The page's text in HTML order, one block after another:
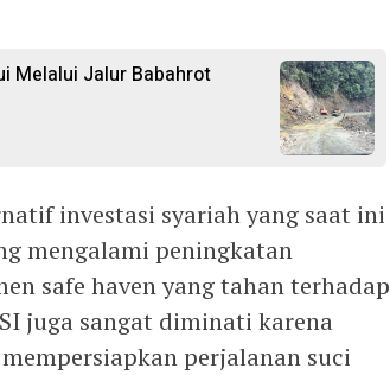
Melalui Jalur Babahrot
investasi syariah yang saat ini
mengalami peningkatan
safe haven yang tahan terhadap
juga sangat diminati karena
perjalanan suci